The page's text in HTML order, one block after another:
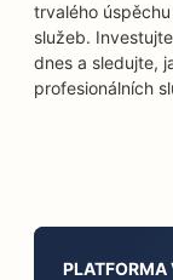
trvalého
služeb.
dnes a sledujte,
profesionálních
PLATFORMA